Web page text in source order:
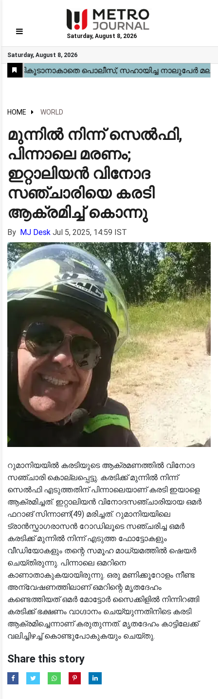
Saturday, August 8, 2026
Saturday, August 8, 2026
GO
Home
Kerala
National
Gulf
World
Sports
Movies
Health
Automobile
Travel
Education
Novel
Business
Technology
Webstory
HOME WORLD
മുന്നിൽ നിന്ന് സെൽഫി,
പിന്നാലെ മരണം;
ഇറ്റാലിയൻ വിനോദ
സഞ്ചാരിയെ കരടി
ആക്രമിച്ച് കൊന്നു
By MJ Desk Jul 5, 2025, 14:59 IST
റുമാനിയയിൽ കരടിയുടെ ആക്രമണത്തിൽ വിനോദ
സഞ്ചാരി കൊല്ലപ്പെട്ടു. കരടിക്ക് മുന്നിൽ നിന്ന്
സെൽഫി എടുത്തതിന് പിന്നാലെയാണ് കരടി ഇയാളെ
ആക്രമിച്ചത്. ഇറ്റാലിയൻ വിനോദസഞ്ചാരിയായ ഒമർ
ഫറാങ് സിന്നാണ്(49) മരിച്ചത്. റുമാനിയയിലെ
ട്രാൻസ്ഫാഗരാസൻ റോഡിലൂടെ സഞ്ചരിച്ച ഒമർ
കരടിക്ക് മുന്നിൽ നിന്ന് എടുത്ത ഫോട്ടോകളും
വീഡിയോകളും തന്റെ സമൂഹ മാധ്യമത്തിൽ ഷെയർ
ചെയ്തിരുന്നു. പിന്നാലെ ഒമറിനെ
കാണാതാകുകയായിരുന്നു. ഒരു മണിക്കൂറോളം നീണ്ട
അന്വേഷണത്തിലാണ് ഒമറിന്റെ മൃതദേഹം
കണ്ടെത്തിയത് ഒമർ മോട്ടോർ സൈക്കിളിൽ നിന്നിറങ്ങി
കരടിക്ക് ഭക്ഷണം വാഗ്ദാനം ചെയ്യുന്നതിനിടെ കരടി
ആക്രമിച്ചെന്നാണ് കരുതുന്നത്. മൃതദേഹം കാട്ടിലേക്ക്
വലിച്ചിഴച്ച് കൊണ്ടുപോകുകയും ചെയ്തു.
Share this story